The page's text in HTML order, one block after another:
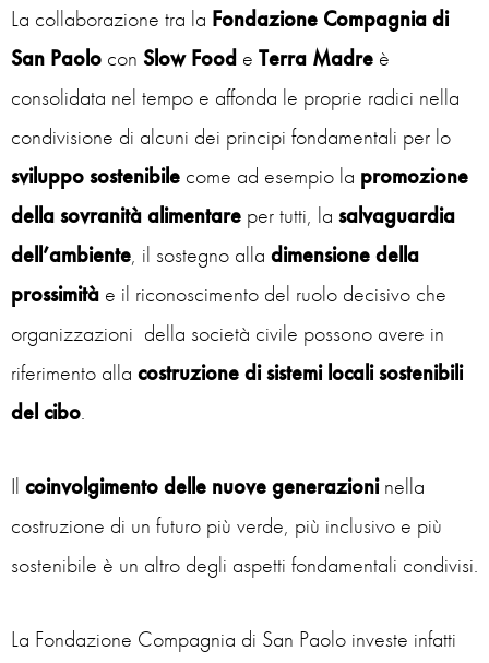
La collaborazione tra la Fondazione Compagnia di
San Paolo con Slow Food e Terra Madre è
consolidata nel tempo e affonda le proprie radici nella
condivisione di alcuni dei principi fondamentali per lo
sviluppo sostenibile come ad esempio la promozione
della sovranità alimentare per tutti, la salvaguardia
dell’ambiente, il sostegno alla dimensione della
prossimità e il riconoscimento del ruolo decisivo che
organizzazioni della società civile possono avere in
riferimento alla costruzione di sistemi locali sostenibili
del cibo.
Il coinvolgimento delle nuove generazioninella
costruzione di un futuro più verde, più inclusivo e più
sostenibile è un altro degli aspetti fondamentali condivisi.
La Fondazione Compagnia di San Paolo investe infatti